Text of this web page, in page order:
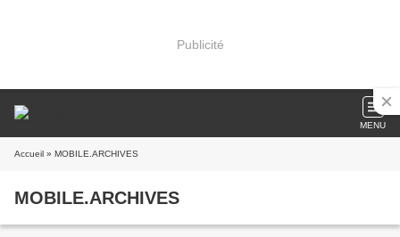
Publicité
MENU
Accueil » MOBILE.ARCHIVES
MOBILE.ARCHIVES